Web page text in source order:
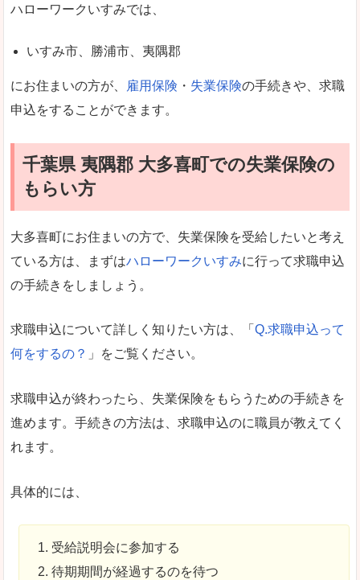
ハローワークいすみでは、
いすみ市、勝浦市、夷隅郡
にお住まいの方が、 雇用保険 ・ 失業保険の手続きや、求職
申込をすることができます。
千葉県 夷隅郡 大多喜町での失業保険の
もらい方
大多喜町にお住まいの方で、失業保険を受給したいと考え
ている方は、まずはハローワークいすみに行って求職申込
の手続きをしましょう。
求職申込について詳しく知りたい方は、「 Q.求職申込って
何をするの？ 」をご覧ください。
求職申込が終わったら、失業保険をもらうための手続きを
進めます。手続きの方法は、求職申込のに職員が教えてく
れます。
具体的には、
受給説明会に参加する
待期期間が経過するのを待つ